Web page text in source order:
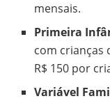
mensais.
Primeira
com crianças
R$ 150 por
Variável